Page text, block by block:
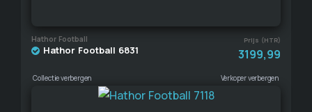
Hathor Football Prijs (HTR)
Hathor Football 6831 3199,99
Collectie verbergen Verkoper verbergen